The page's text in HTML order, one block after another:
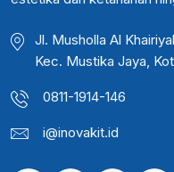
Jl. Musholla Al
Kec. Mustika Jaya,
0811-1914-146
i@inovakit.id